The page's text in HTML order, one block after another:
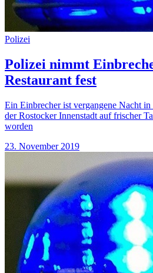
Polizei
Polizei nimmt
Restaurant fest
Ein Einbrecher ist vergangene Nacht in
der Rostocker Innenstadt auf frischer
worden
23. November 2019